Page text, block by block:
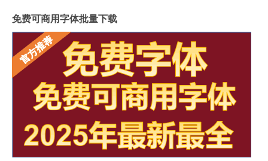
免费可商用字体批量下载